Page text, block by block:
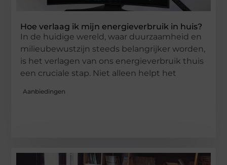
Hoe verlaag ik mijn energieverbruik in huis?
In de huidige wereld, waar duurzaamheid en
milieubewustzijn steeds belangrijker worden,
is het verlagen van ons energieverbruik thuis
een cruciale stap. Niet alleen helpt het
Aanbiedingen